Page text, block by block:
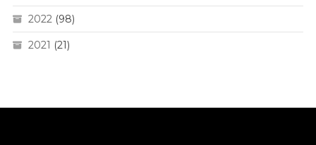
2022 (98)
2021 (21)